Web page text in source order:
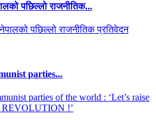
पछिल्लो राजनीतिक...
parties...